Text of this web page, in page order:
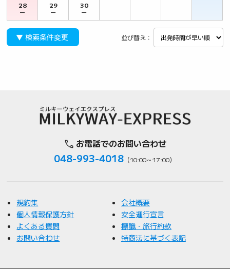
28
－
29
－
30
－
▼ 検索条件変更 並び替え：
お電話でのお問い合わせ
048-993-4018 （10:00～17:00）
規約集
個人情報保護方針
よくある質問
お問い合わせ
会社概要
安全運行宣言
標識・旅行約款
特商法に基づく表記